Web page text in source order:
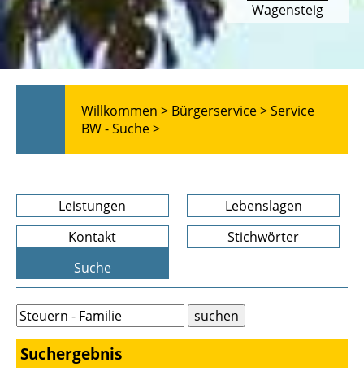
Wagensteig
Willkommen > Bürgerservice >Service
BW - Suche >
Leistungen
Lebenslagen
Kontakt
Stichwörter
Suche
Suchergebnis